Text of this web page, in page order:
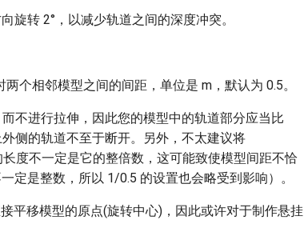
旋转 2°，以减少轨道之间的深度冲突。
个相邻模型之间的间距，单位是 m，默认为 0.5。
不进行拉伸，因此您的模型中的轨道部分应当比
侧的轨道不至于断开。另外，不太建议将
度不一定是它的整倍数，这可能致使模型间距不恰
定是整数，所以 1/0.5 的设置也会略受到影响）。
平移模型的原点(旋转中心)，因此或许对于制作悬挂